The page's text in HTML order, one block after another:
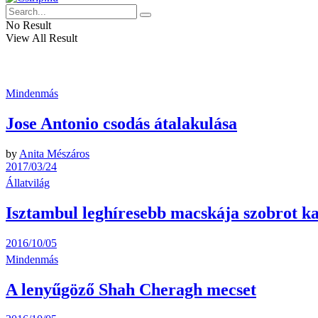
No Result
View All Result
Mindenmás
Jose Antonio csodás átalakulása
by Anita Mészáros
2017/03/24
Állatvilág
Isztambul leghíresebb macskája szobrot
2016/10/05
Mindenmás
A lenyűgöző Shah Cheragh mecset